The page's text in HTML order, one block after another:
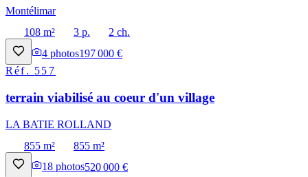
Montélimar
108 m²
3 p.
2 ch.
4 photos197 000 €
Réf. 557
terrain viabilisé au coeur d'un village
LA BATIE ROLLAND
855 m²
855 m²
18 photos520 000 €